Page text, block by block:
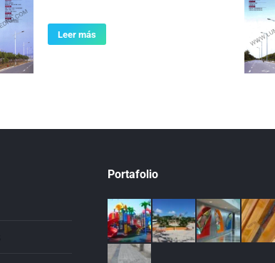
Leer más
Portafolio